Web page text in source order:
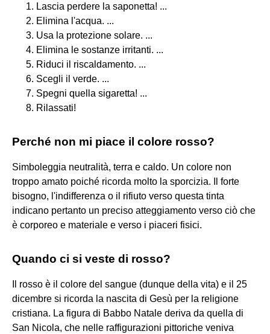
Lascia perdere la saponetta! ...
Elimina l'acqua. ...
Usa la protezione solare. ...
Elimina le sostanze irritanti. ...
Riduci il riscaldamento. ...
Scegli il verde. ...
Spegni quella sigaretta! ...
Rilassati!
Perché non mi piace il colore rosso?
Simboleggia neutralità, terra e caldo. Un colore non
troppo amato poiché ricorda molto la sporcizia. Il forte
bisogno, l'indifferenza o il rifiuto verso questa tinta
indicano pertanto un preciso atteggiamento verso ciò che
è corporeo e materiale e verso i piaceri fisici.
Quando ci si veste di rosso?
Il rosso è il colore del sangue (dunque della vita) e il 25
dicembre si ricorda la nascita di Gesù per la religione
cristiana. La figura di Babbo Natale deriva da quella di
San Nicola, che nelle raffigurazioni pittoriche veniva